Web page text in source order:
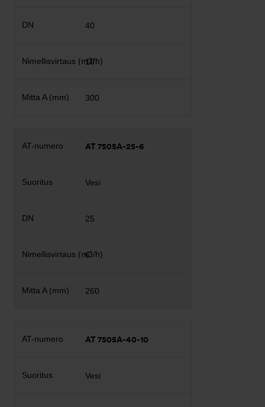
40
10
300
AT 7505A-25-6
Vesi
25
6
260
AT 7505A-40-10
Vesi